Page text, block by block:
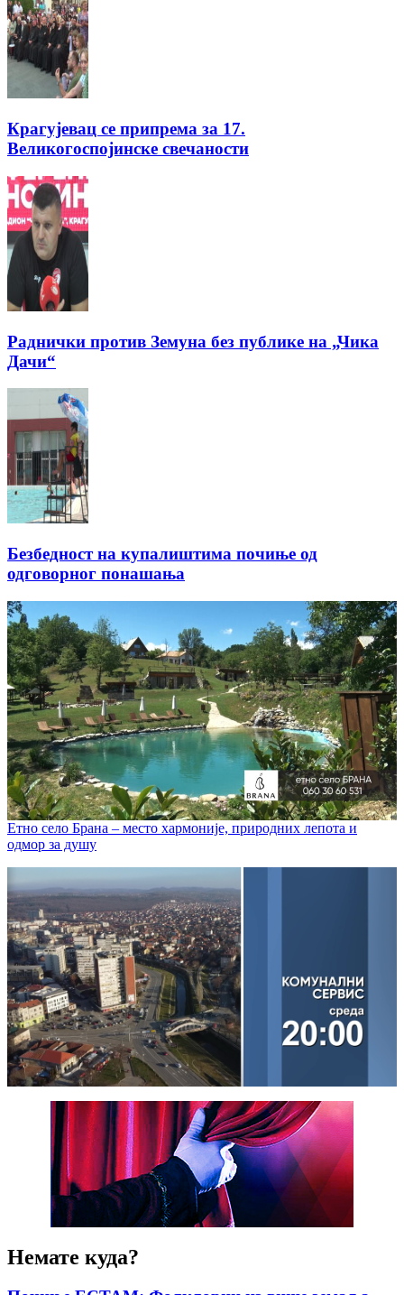
Крагујевац се припрема за 17.
Великогоспојинске свечаности
Раднички против Земуна без публике на „Чика
Дачи“
Безбедност на купалиштима почиње од
одговорног понашања
Етно село Брана – место хармоније, природних лепота и
одмор за душу
Немате куда?